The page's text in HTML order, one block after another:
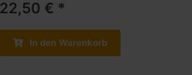
22,50 € *
In den Warenkorb